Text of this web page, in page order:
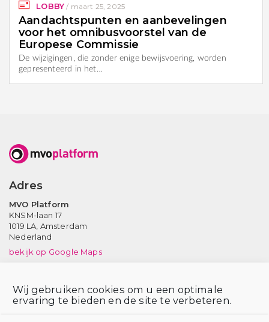
Wij gebruiken cookies om u een optimale
ervaring te bieden en de site te verbeteren.
LOBBY / maart 25, 2025
Aandachtspunten en aanbevelingen
voor het omnibusvoorstel van de
Europese Commissie
De wijzigingen, die zonder enige bewijsvoering, worden
gepresenteerd in het…
Adres
MVO Platform
KNSM-laan 17
1019 LA, Amsterdam
Nederland
bekijk op Google Maps
Tel: (020) 639 12 91 (ma-vr, 9-17 uur)
Email:info@mvoplatform.nl